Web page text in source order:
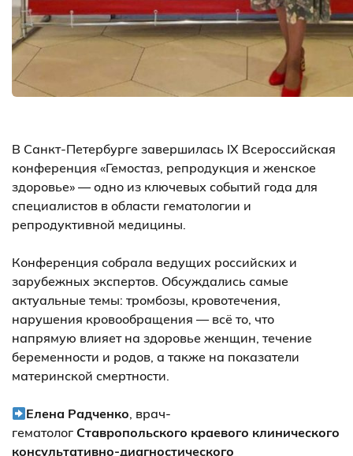
В Санкт-Петербурге завершилась IX Всероссийская
конференция «Гемостаз, репродукция и женское
здоровье» — одно из ключевых событий года для
специалистов в области гематологии и
репродуктивной медицины.
Конференция собрала ведущих российских и
зарубежных экспертов. Обсуждались самые
актуальные темы: тромбозы, кровотечения,
нарушения кровообращения — всё то, что
напрямую влияет на здоровье женщин, течение
беременности и родов, а также на показатели
материнской смертности.
Елена Радченко, врач-
гематолог Ставропольского краевого клинического
консультативно-диагностического